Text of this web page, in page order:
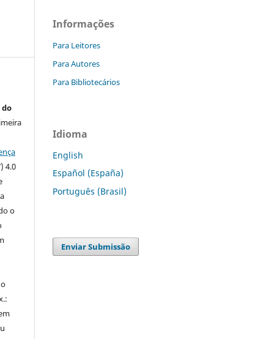
do
4.0
o
Informações
Para Leitores
Para Autores
Para Bibliotecários
Idioma
English
Español (España)
Português (Brasil)
Enviar Submissão